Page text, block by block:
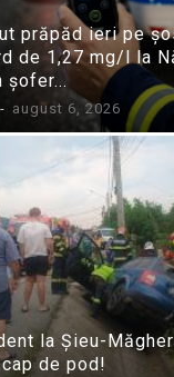
prăpăd ieri pe
de 1,27 mg/l la
șofer...
- august 6, 2026
la Șieu-
de pod!